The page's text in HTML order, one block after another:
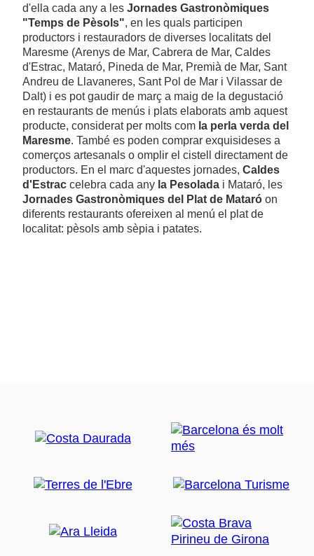
d'ella cada any a les Jornades Gastronòmiques
"Temps de Pèsols", en les quals participen
productors i restauradors de diverses localitats del
Maresme (Arenys de Mar, Cabrera de Mar, Caldes
d'Estrac, Mataró, Pineda de Mar, Premià de Mar, Sant
Andreu de Llavaneres, Sant Pol de Mar i Vilassar de
Dalt) i es pot gaudir de març a maig de la degustació
en restaurants de menús i plats elaborats amb aquest
producte, considerat per molts com la perla verda del
Maresme. També es poden comprar exquisideses a
comerços artesanals o omplir el cistell directament de
productors. En el marc d'aquestes jornades, Caldes
d'Estrac celebra cada any la Pesolada i Mataró, les
Jornades Gastronòmiques del Plat de Mataró on
diferents restaurants ofereixen al menú el plat de
localitat: pèsols amb sèpia i patates.